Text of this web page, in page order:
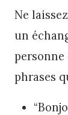
Ne
un
personne
phrases